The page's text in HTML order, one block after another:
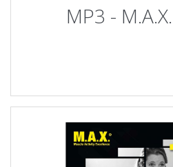
MP3 -